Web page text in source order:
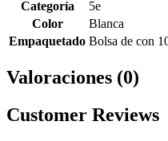
Categoría
5e
Color
Blanca
Empaquetado Bolsa de con
Valoraciones (0)
Customer Reviews